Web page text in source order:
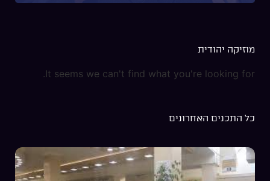
מוזיקה יהודית
It seems we can't find what you're looking for.
כל התכנים האחרונים